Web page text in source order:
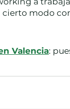
cierto modo
Valencia: